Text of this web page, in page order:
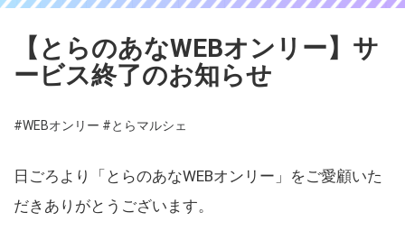
【とらのあなWEBオンリー】サ
ービス終了のお知らせ
#WEBオンリー #とらマルシェ
日ごろより「とらのあなWEBオンリー」をご愛顧いた
だきありがとうございます。